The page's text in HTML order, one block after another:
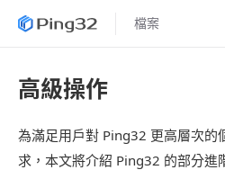
檔案
高級操作
為滿足用戶對 Ping32 更高層次的
求，本文將介紹 Ping32 的部分進